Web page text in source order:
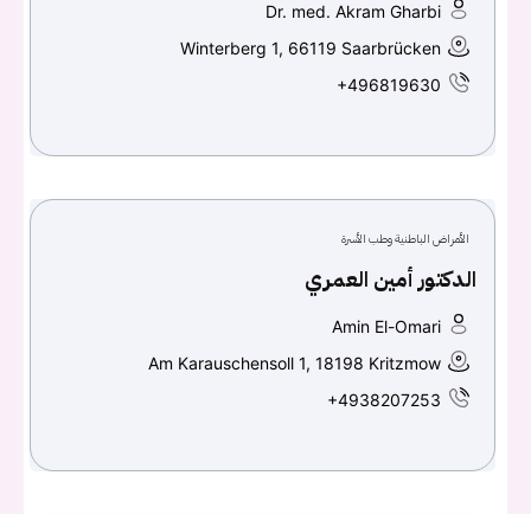
Dr. med. Akram Gharbi
Winterberg 1, 66119 Saarbrücken
+496819630
الأمراض الباطنية وطب الأسرة
الدكتور أمين العمري
Amin El-Omari
Am Karauschensoll 1, 18198 Kritzmow
+4938207253